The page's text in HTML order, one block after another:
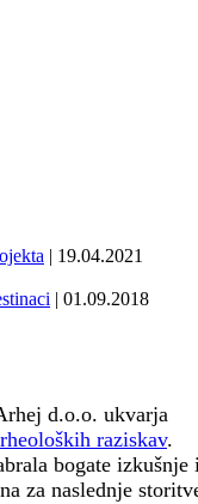
| 19.04.2021
| 01.09.2018
d.o.o. ukvarja
raziskav.
bogate izkušnje
za naslednje